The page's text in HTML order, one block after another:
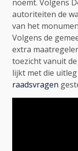
noemt. Volgens
autoriteiten de
van het
Volgens de
extra
toezicht vanuit
lijkt met die
raadsvragen